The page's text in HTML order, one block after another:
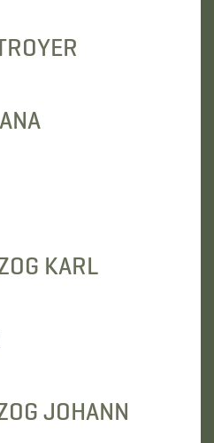
KARL
JOHANN